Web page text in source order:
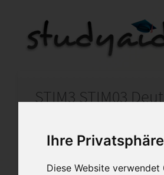
Ihre
Diese Website
STIM3 STIM03
Auf StudyAid.de
Startseite Abitur und